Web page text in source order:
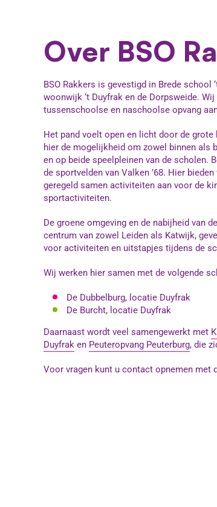
Over BSO
BSO Rakkers is gevestigd in Brede school
woonwijk ‘t Duyfrak en de Dorpsweide.
tussenschoolse en naschoolse opvang
Het pand voelt open en licht door de grote
hier de mogelijkheid om zowel binnen als
en op beide speelpleinen van de scholen.
de sportvelden van Valken ’68. Hier
geregeld samen activiteiten aan voor de
sportactiviteiten.
De groene omgeving en de nabijheid van
centrum van zowel Leiden als Katwijk,
voor activiteiten en uitstapjes tijdens de
Wij werken hier samen met de volgende
De Dubbelburg, locatie Duyfrak
De Burcht, locatie Duyfrak
Daarnaast wordt veel samengewerkt met
Duyfraken Peuteropvang Peuterburg, die
Voor vragen kunt u contact opnemen met